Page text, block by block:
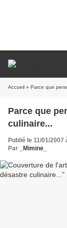
Accueil » Parce que
Parce que
culinaire...
Publié le 11/01/2007
Par
_Mimine_